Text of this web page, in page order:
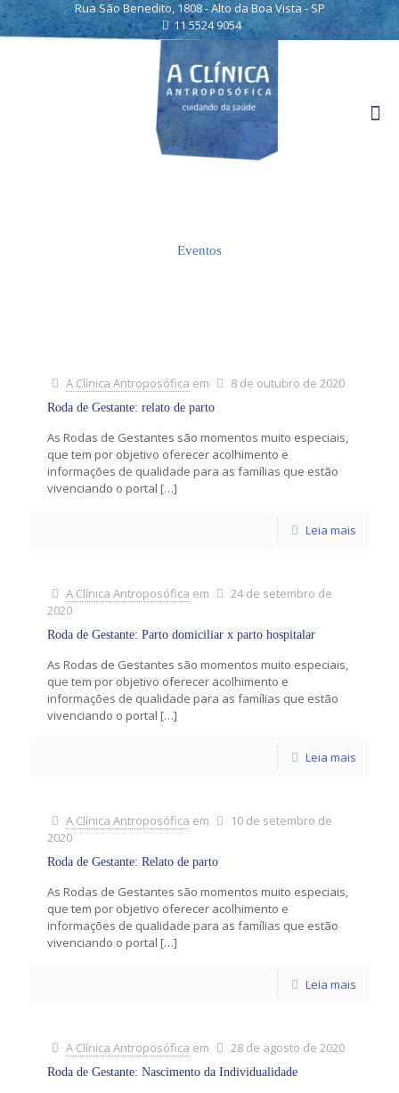
Rua São Benedito, 1808 - Alto da Boa Vista - SP
11 5524 9054
Eventos
A Clínica Antroposófica em 8 de outubro de 2020
Roda de Gestante: relato de parto
As Rodas de Gestantes são momentos muito especiais,
que tem por objetivo oferecer acolhimento e
informações de qualidade para as famílias que estão
vivenciando o portal […]
Leia mais
A Clínica Antroposófica em
24 de setembro de
2020
Roda de Gestante: Parto domiciliar x parto hospitalar
As Rodas de Gestantes são momentos muito especiais,
que tem por objetivo oferecer acolhimento e
informações de qualidade para as famílias que estão
vivenciando o portal […]
Leia mais
A Clínica Antroposófica em
10 de setembro de
2020
Roda de Gestante: Relato de parto
As Rodas de Gestantes são momentos muito especiais,
que tem por objetivo oferecer acolhimento e
informações de qualidade para as famílias que estão
vivenciando o portal […]
Leia mais
A Clínica Antroposófica em 28 de agosto de 2020
Roda de Gestante: Nascimento da Individualidade